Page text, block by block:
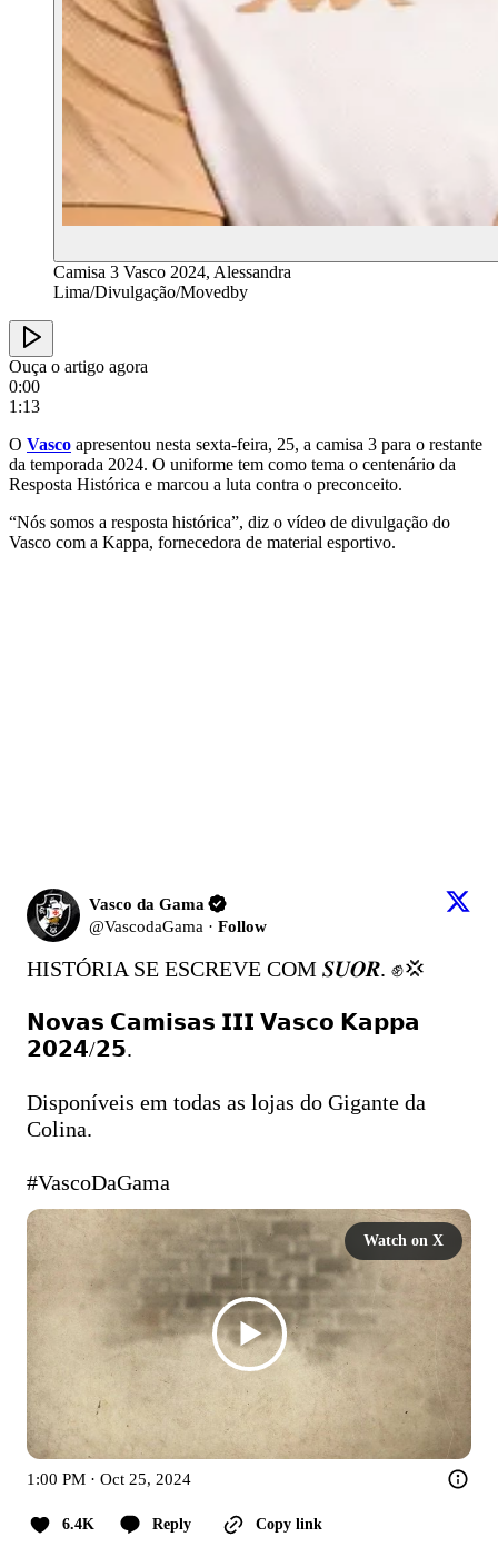
Camisa 3 Vasco 2024, Alessandra
Lima/Divulgação/Movedby
Ouça o artigo agora
0:00
1:13
O Vasco apresentou nesta sexta-feira, 25, a camisa 3 para o restante
da temporada 2024. O uniforme tem como tema o centenário da
Resposta Histórica e marcou a luta contra o preconceito.
“Nós somos a resposta histórica”, diz o vídeo de divulgação do
Vasco com a Kappa, fornecedora de material esportivo.
Vasco da Gama
@VascodaGama · Follow
HISTÓRIA SE ESCREVE COM 𝑺𝑼𝑶𝑹. ✊💢
𝗡𝗼𝘃𝗮𝘀 𝗖𝗮𝗺𝗶𝘀𝗮𝘀 𝗜𝗜𝗜 𝗩𝗮𝘀𝗰𝗼 𝗞𝗮𝗽𝗽𝗮
𝟮𝟬𝟮𝟰/𝟮𝟱.
Disponíveis em todas as lojas do Gigante da
Colina.
#VascoDaGama
Watch on X
1:00 PM · Oct 25, 2024
6.4K Reply Copy link